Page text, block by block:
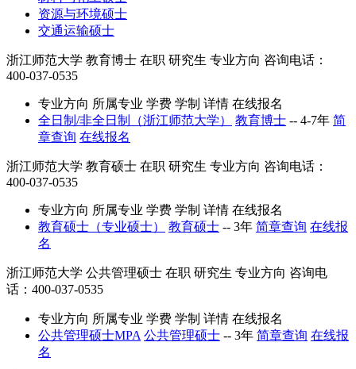
资源与环境硕士
交通运输硕士
浙江师范大学 教育博士 在职 研究生 专业方向 咨询电话：
400-037-0535
专业方向 所属专业 学费 学制 详情 在线报名
全日制/非全日制（浙江师范大学）
教育博士 -- 4-7年 简
章查询 在线报名
浙江师范大学 教育硕士 在职 研究生 专业方向 咨询电话：
400-037-0535
专业方向 所属专业 学费 学制 详情 在线报名
教育硕士（专业硕士）
教育硕士 -- 3年 简章查询 在线报
名
浙江师范大学 公共管理硕士 在职 研究生 专业方向 咨询电
话：400-037-0535
专业方向 所属专业 学费 学制 详情 在线报名
公共管理硕士MPA 公共管理硕士 -- 3年 简章查询 在线报
名